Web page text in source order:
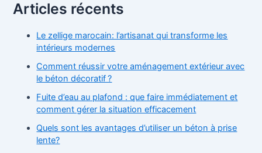
Articles récents
Le zellige marocain: l’artisanat qui transforme les
intérieurs modernes
Comment réussir votre aménagement extérieur avec
le béton décoratif ?
Fuite d’eau au plafond : que faire immédiatement et
comment gérer la situation efficacement
Quels sont les avantages d’utiliser un béton à prise
lente?